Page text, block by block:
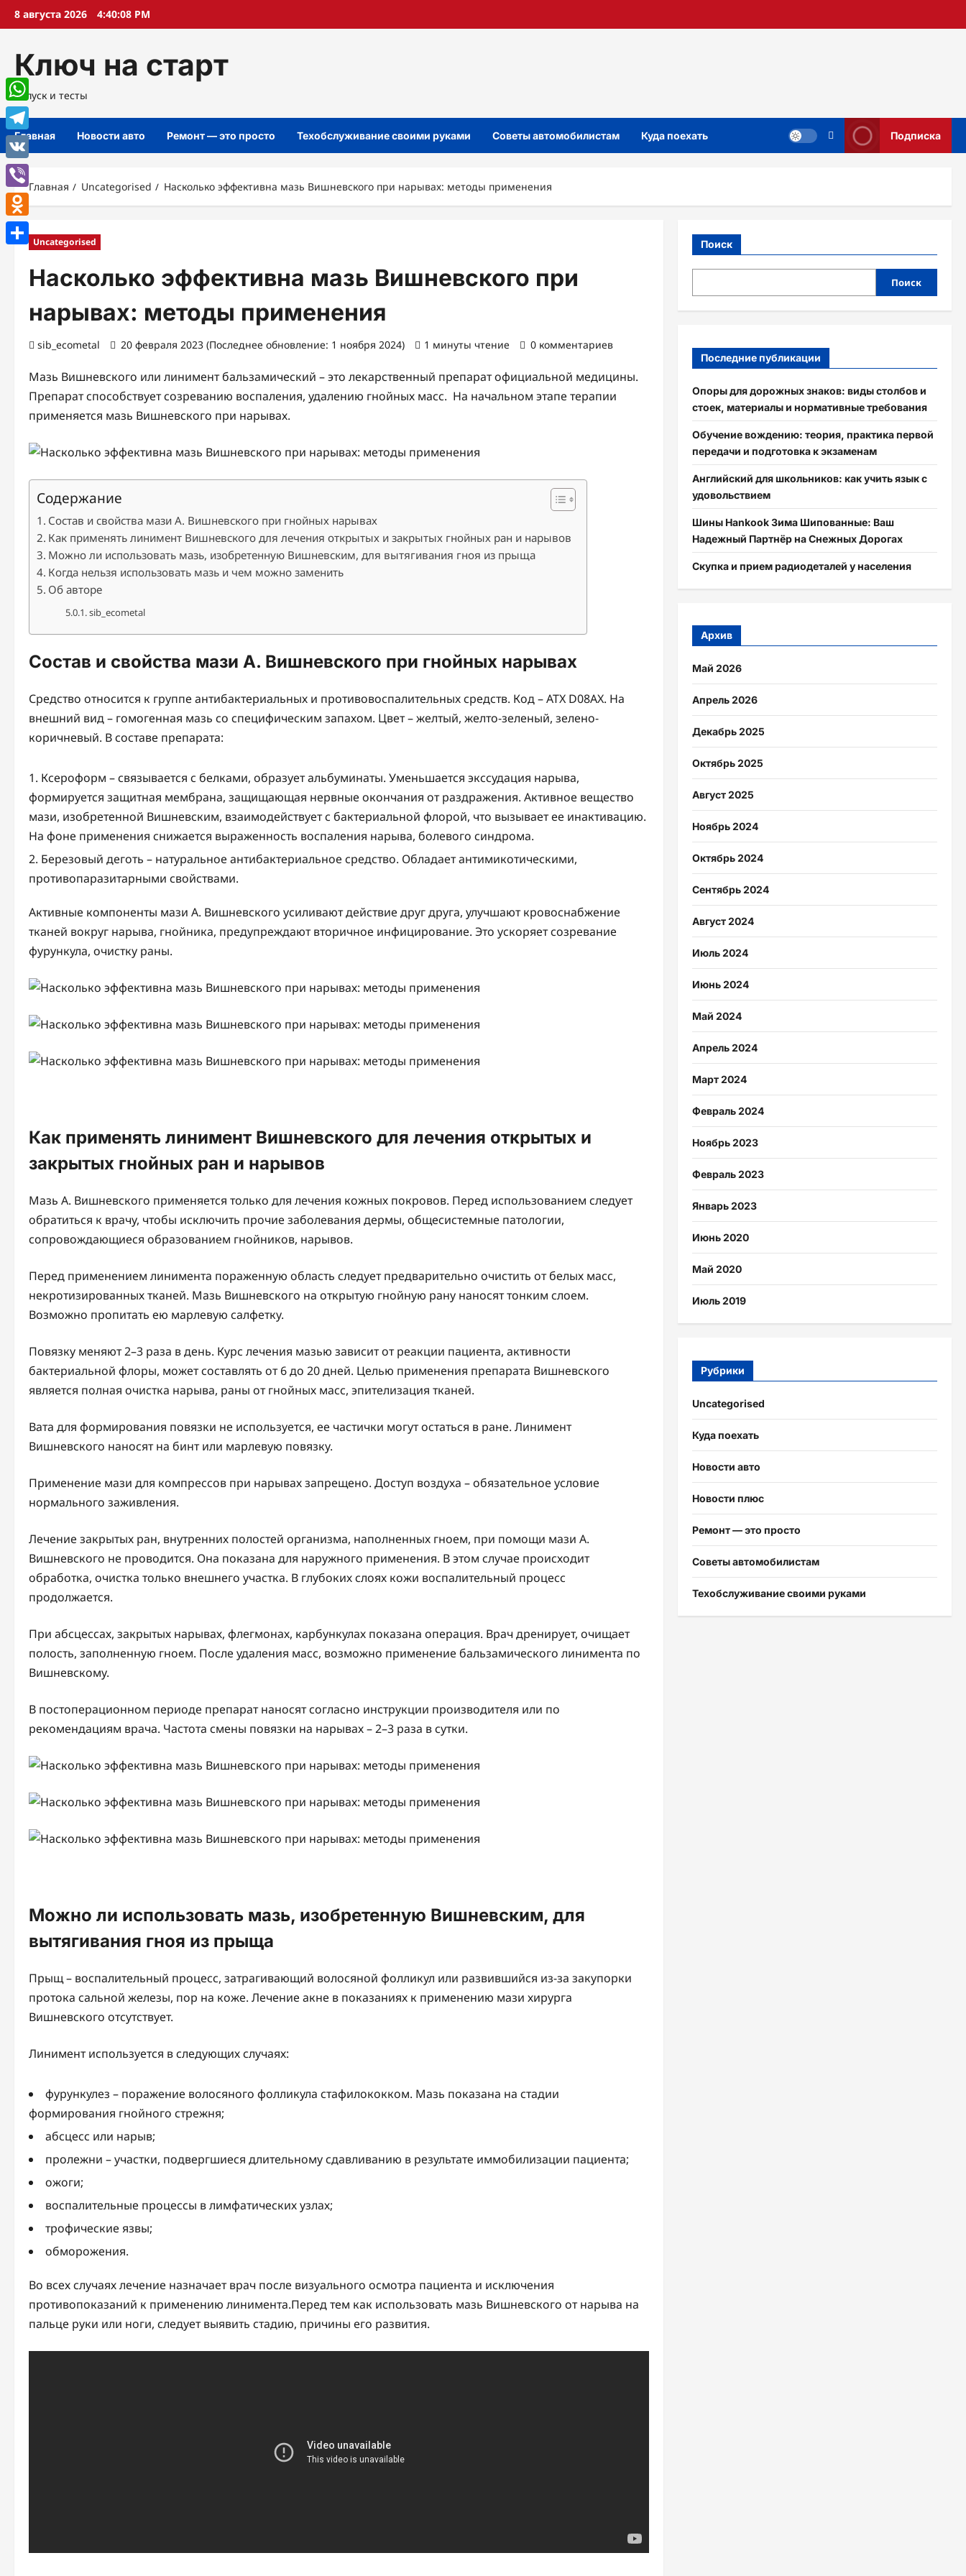
Перейти
8 августа 2026 4:40:09 PM
Ключ на старт
Запуск и тесты
Главная Новости авто Ремонт — это просто Техобслуживание своими руками Советы автомобилистам Куда поехать Подписка
Главная Uncategorised Насколько эффективна мазь Вишневского при нарывах: методы применения
Uncategorised
Насколько эффективна мазь Вишневского при
нарывах: методы применения
sib_ecometal 20 февраля 2023 (Последнее обновление: 1 ноября 2024) 1 минуты чтение 0 комментариев
Мазь Вишневского или линимент бальзамический – это лекарственный препарат официальной медицины.
Препарат способствует созреванию воспаления, удалению гнойных масс. На начальном этапе терапии
применяется мазь Вишневского при нарывах.
Содержание
Состав и свойства мази А. Вишневского при гнойных нарывах
Как применять линимент Вишневского для лечения открытых и закрытых гнойных ран и нарывов
Можно ли использовать мазь, изобретенную Вишневским, для вытягивания гноя из прыща
Когда нельзя использовать мазь и чем можно заменить
Об авторе
sib_ecometal
Состав и свойства мази А. Вишневского при гнойных нарывах
Средство относится к группе антибактериальных и противовоспалительных средств. Код – АТХ D08AX. На
внешний вид – гомогенная мазь со специфическим запахом. Цвет – желтый, желто-зеленый, зелено-
коричневый. В составе препарата:
Ксероформ – связывается с белками, образует альбуминаты. Уменьшается экссудация нарыва,
формируется защитная мембрана, защищающая нервные окончания от раздражения. Активное вещество
мази, изобретенной Вишневским, взаимодействует с бактериальной флорой, что вызывает ее инактивацию.
На фоне применения снижается выраженность воспаления нарыва, болевого синдрома.
Березовый деготь – натуральное антибактериальное средство. Обладает антимикотическими,
противопаразитарными свойствами.
Активные компоненты мази А. Вишневского усиливают действие друг друга, улучшают кровоснабжение
тканей вокруг нарыва, гнойника, предупреждают вторичное инфицирование. Это ускоряет созревание
фурункула, очистку раны.
Как применять линимент Вишневского для лечения открытых и
закрытых гнойных ран и нарывов
Мазь А. Вишневского применяется только для лечения кожных покровов. Перед использованием следует
обратиться к врачу, чтобы исключить прочие заболевания дермы, общесистемные патологии,
сопровождающиеся образованием гнойников, нарывов.
Перед применением линимента пораженную область следует предварительно очистить от белых масс,
некротизированных тканей. Мазь Вишневского на открытую гнойную рану наносят тонким слоем.
Возможно пропитать ею марлевую салфетку.
Повязку меняют 2–3 раза в день. Курс лечения мазью зависит от реакции пациента, активности
бактериальной флоры, может составлять от 6 до 20 дней. Целью применения препарата Вишневского
является полная очистка нарыва, раны от гнойных масс, эпителизация тканей.
Вата для формирования повязки не используется, ее частички могут остаться в ране. Линимент
Вишневского наносят на бинт или марлевую повязку.
Применение мази для компрессов при нарывах запрещено. Доступ воздуха – обязательное условие
нормального заживления.
Лечение закрытых ран, внутренних полостей организма, наполненных гноем, при помощи мази А.
Вишневского не проводится. Она показана для наружного применения. В этом случае происходит
обработка, очистка только внешнего участка. В глубоких слоях кожи воспалительный процесс
продолжается.
При абсцессах, закрытых нарывах, флегмонах, карбункулах показана операция. Врач дренирует, очищает
полость, заполненную гноем. После удаления масс, возможно применение бальзамического линимента по
Вишневскому.
В постоперационном периоде препарат наносят согласно инструкции производителя или по
рекомендациям врача. Частота смены повязки на нарывах – 2–3 раза в сутки.
Можно ли использовать мазь, изобретенную Вишневским, для
вытягивания гноя из прыща
Прыщ – воспалительный процесс, затрагивающий волосяной фолликул или развившийся из-за закупорки
протока сальной железы, пор на коже. Лечение акне в показаниях к применению мази хирурга
Вишневского отсутствует.
Линимент используется в следующих случаях:
фурункулез – поражение волосяного фолликула стафилококком. Мазь показана на стадии
формирования гнойного стрежня;
абсцесс или нарыв;
пролежни – участки, подвергшиеся длительному сдавливанию в результате иммобилизации пациента;
ожоги;
воспалительные процессы в лимфатических узлах;
трофические язвы;
обморожения.
Во всех случаях лечение назначает врач после визуального осмотра пациента и исключения
противопоказаний к применению линимента.Перед тем как использовать мазь Вишневского от нарыва на
пальце руки или ноги, следует выявить стадию, причины его развития.
Поиск
Поиск
Последние публикации
Опоры для дорожных знаков: виды столбов и
стоек, материалы и нормативные требования
Обучение вождению: теория, практика первой
передачи и подготовка к экзаменам
Английский для школьников: как учить язык с
удовольствием
Шины Hankook Зима Шипованные: Ваш
Надежный Партнёр на Снежных Дорогах
Скупка и прием радиодеталей у населения
Архив
Май 2026
Апрель 2026
Декабрь 2025
Октябрь 2025
Август 2025
Ноябрь 2024
Октябрь 2024
Сентябрь 2024
Август 2024
Июль 2024
Июнь 2024
Май 2024
Апрель 2024
Март 2024
Февраль 2024
Ноябрь 2023
Февраль 2023
Январь 2023
Июнь 2020
Май 2020
Июль 2019
Рубрики
Uncategorised
Куда поехать
Новости авто
Новости плюс
Ремонт — это просто
Советы автомобилистам
Техобслуживание своими руками
WhatsApp
Telegram
VK
Viber
Odnoklassniki